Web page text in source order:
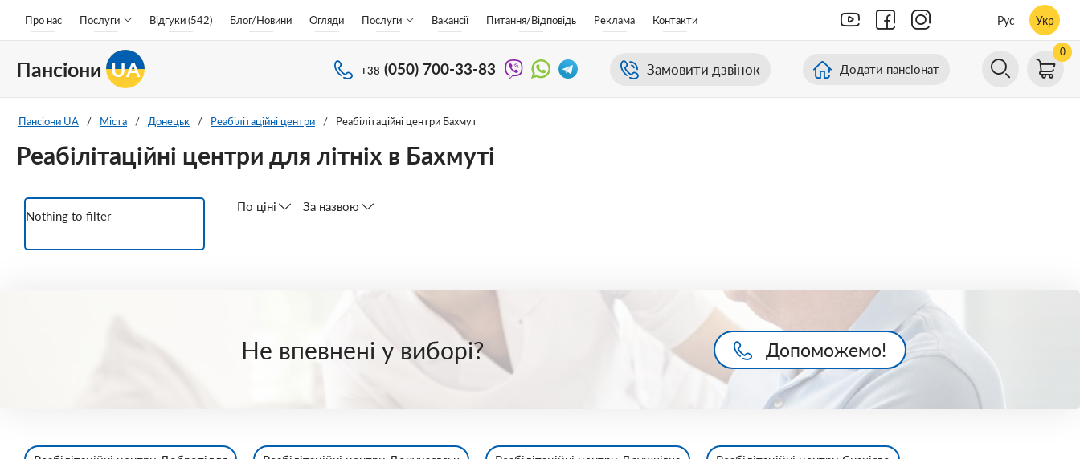
Про нас Послуги Відгуки (542) Блог/Новини Огляди Послуги Вакансії Питання/Відповідь Реклама Контакти Рус Укр
Пансіони UA +38 (050) 700-33-83 Замовити дзвінок Додати пансіонат
0
Пансіони UA / Міста / Донецьк / Реабілітаційні центри / Реабілітаційні центри Бахмут
Реабілітаційні центри для літніх в Бахмуті
Nothing to filter
По ціні За назвою
Не впевнені у виборі? Допоможемо!